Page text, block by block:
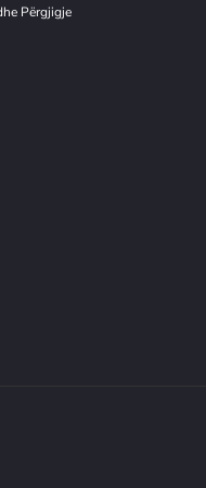
Përgjigje